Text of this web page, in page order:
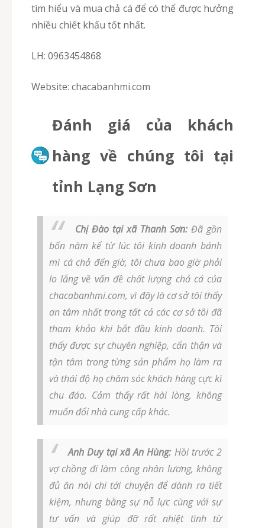
tìm hiểu và mua chả cá để có thể được hưởng
nhiều chiết khấu tốt nhất.
LH: 0963454868
Website: chacabanhmi.com
Đánh giá của khách
hàng về chúng tôi tại
tỉnh Lạng Sơn
Chị Đào tại xã Thanh Sơn: Đã gần
bốn năm kể từ lúc tôi kinh doanh bánh
mì cá chả đến giờ, tôi chưa bao giờ phải
lo lắng về vấn đề chất lượng chả cá của
chacabanhmi.com, vì đây là cơ sở tôi thấy
an tâm nhất trong tất cả các cơ sở tôi đã
tham khảo khi bắt đầu kinh doanh. Tôi
thấy được sự chuyên nghiệp, cẩn thận và
tận tâm trong từng sản phẩm họ làm ra
và thái độ họ chăm sóc khách hàng cực kì
chu đáo. Cảm thấy rất hài lòng, không
muốn đổi nhà cung cấp khác.
Anh Duy tại xã An Hùng: Hồi trước 2
vợ chồng đi làm công nhân lương, không
đủ ăn nói chi tới chuyện để dành ra tiết
kiệm, nhưng bằng sự nỗ lực cùng với sự
tư vấn và giúp đỡ rất nhiệt tình từ